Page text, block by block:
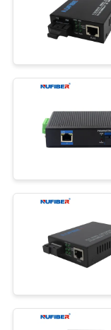
FABRIK-
TRETEN